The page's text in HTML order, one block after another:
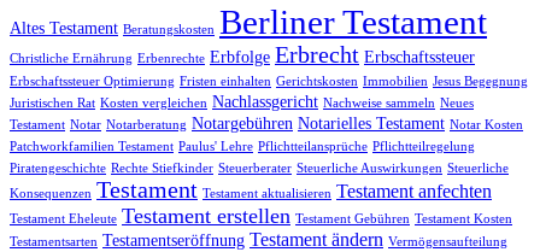
Altes Testament Beratungskosten Berliner Testament
Christliche Ernährung Erbenrechte Erbfolge Erbrecht Erbschaftssteuer
Erbschaftssteuer Optimierung Fristen einhalten Gerichtskosten Immobilien Jesus Begegnung
Juristischen Rat Kosten vergleichen Nachlassgericht Nachweise sammeln Neues
Testament Notar Notarberatung Notargebühren Notarielles Testament Notar Kosten
Patchworkfamilien Testament Paulus' Lehre Pflichtteilansprüche Pflichtteilregelung
Piratengeschichte Rechte Stiefkinder Steuerberater Steuerliche Auswirkungen Steuerliche
Konsequenzen Testament Testament aktualisieren Testament anfechten
Testament Eheleute Testament erstellen Testament Gebühren Testament Kosten
Testamentsarten Testamentseröffnung Testament ändern Vermögensaufteilung